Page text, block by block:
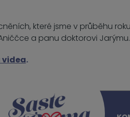
které jsme v průběhu
a panu doktorovi Jarýmu.
videa.